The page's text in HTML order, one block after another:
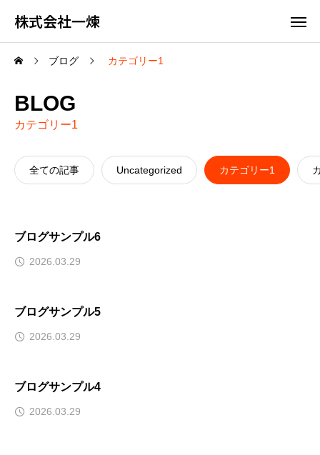
株式会社一煉
ブログ カテゴリー1
BLOG
カテゴリー1
全ての記事 Uncategorized カテゴリー1
ブログサンプル6
2026.03.29
ブログサンプル5
2026.03.29
ブログサンプル4
2026.03.29